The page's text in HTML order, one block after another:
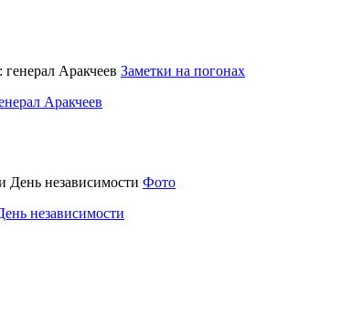
Заметки на погонах
Аракчеев
Фото
независимости